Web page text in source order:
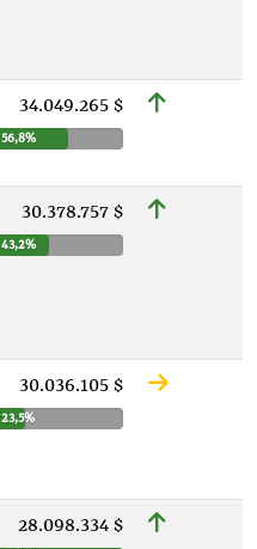
34.049.265 $
56,8%
30.378.757 $
43,2%
30.036.105 $
23,5%
28.098.334 $